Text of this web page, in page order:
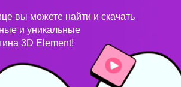
вы можете найти и скачать
и уникальные
3D Element!